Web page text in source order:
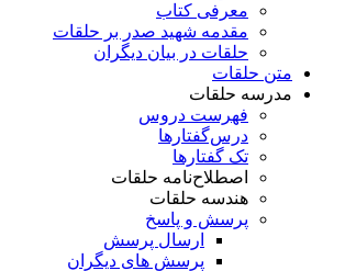
معرفی کتاب
مقدمه شهید صدر بر حلقات
حلقات در بیان دیگران
متن حلقات
مدرسه حلقات
فهرست دروس
درس‌گفتار‌ها
تک گفتارها
اصطلاح‌نامه حلقات
هندسه حلقات
پرسش و پاسخ
ارسال پرسش
پرسش های دیگران